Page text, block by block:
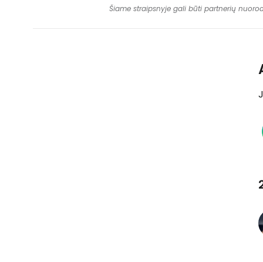
Šiame straipsnyje gali būti partnerių